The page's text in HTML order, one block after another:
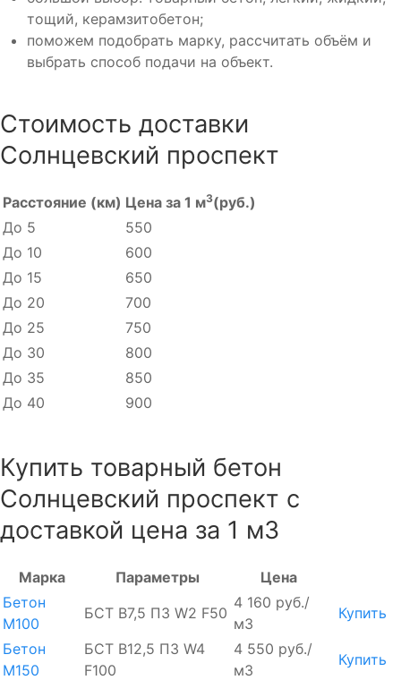
тощий, керамзитобетон;
поможем подобрать марку, рассчитать объём и
выбрать способ подачи на объект.
Стоимость доставки
Солнцевский проспект
Расстояние (км) Цена за 1 м3(руб.)
До 5
550
До 10
600
До 15
650
До 20
700
До 25
750
До 30
800
До 35
850
До 40
900
Купить товарный бетон
Солнцевский проспект с
доставкой цена за 1 м3
Марка Параметры
Цена
Бетон
М100
БСТ В7,5 П3 W2 F50
4 160 руб./
м3
Купить
Бетон
М150
БСТ В12,5 П3 W4
F100
4 550 руб./
м3
Купить